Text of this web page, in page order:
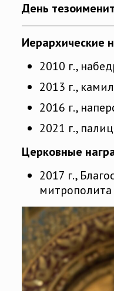
День
Иерархические
2010 г.,
2013 г.,
2016 г.,
2021 г.,
Церковные
2017 г.,
митрополита